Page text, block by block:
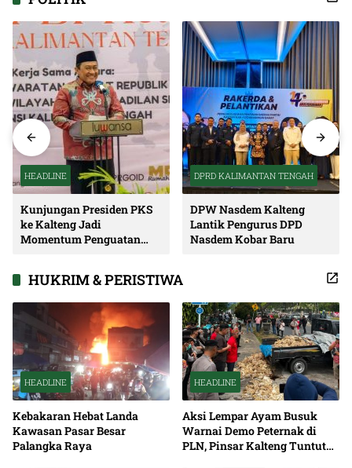
HEADLINE
Kunjungan Presiden PKS
ke Kalteng Jadi
Momentum Penguatan
DPRD KALIMANTAN TENGAH
DPW Nasdem Kalteng
Lantik Pengurus DPD
Nasdem Kobar Baru
HUKRIM & PERISTIWA
HEADLINE
Kebakaran Hebat Landa
Kawasan Pasar Besar
Palangka Raya
HEADLINE
Aksi Lempar Ayam Busuk
Warnai Demo Peternak di
PLN, Pinsar Kalteng Tuntut